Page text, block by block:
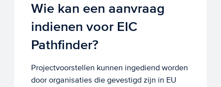
Wie kan een aanvraag
indienen voor EIC
Pathfinder?
Projectvoorstellen kunnen ingediend worden
door organisaties die gevestigd zijn in EU